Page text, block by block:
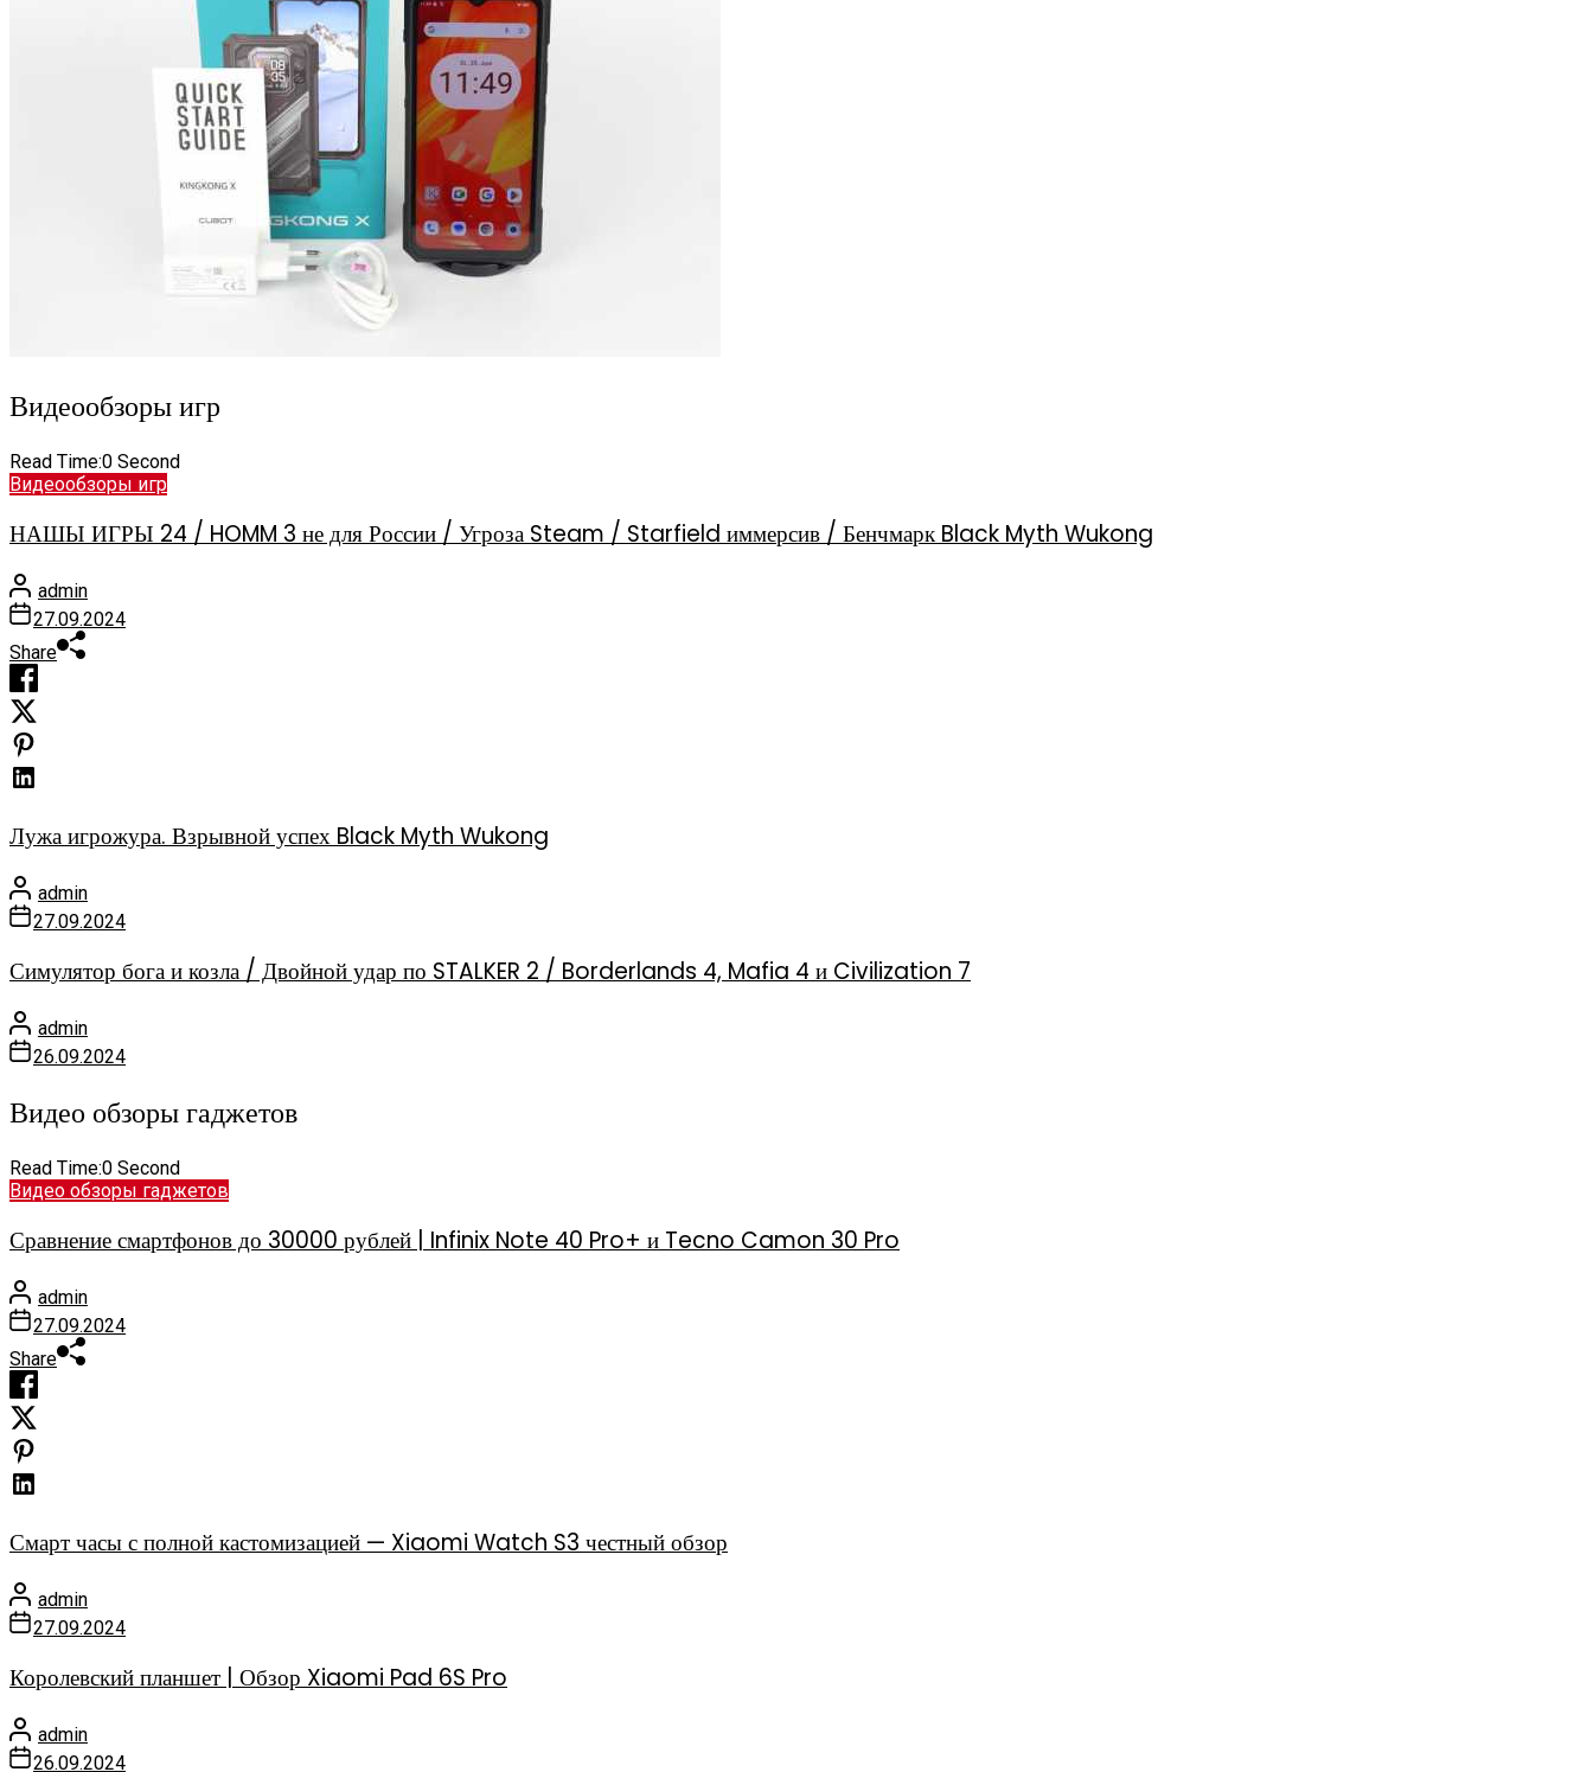
Видеообзоры игр
Read Time:0 Second
Видеообзоры игр
НАШЫ ИГРЫ 24 / HOMM 3 не для России / Угроза Steam / Starfield иммерсив / Бенчмарк Black Myth Wukong
admin
27.09.2024
Share
Лужа игрожура. Взрывной успех Black Myth Wukong
admin
27.09.2024
Симулятор бога и козла / Двойной удар по STALKER 2 / Borderlands 4, Mafia 4 и Civilization 7
admin
26.09.2024
Видео обзоры гаджетов
Read Time:0 Second
Видео обзоры гаджетов
Сравнение смартфонов до 30000 рублей | Infinix Note 40 Pro+ и Tecno Camon 30 Pro
admin
27.09.2024
Share
Смарт часы с полной кастомизацией — Xiaomi Watch S3 честный обзор
admin
27.09.2024
Королевский планшет | Обзор Xiaomi Pad 6S Pro
admin
26.09.2024